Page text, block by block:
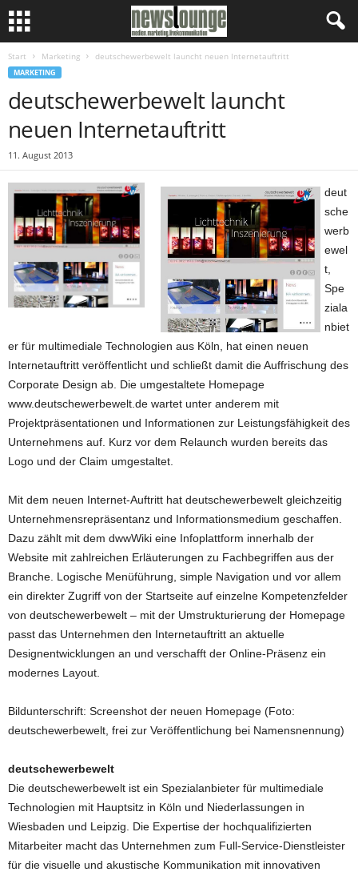
Start Marketing deutschewerbewelt launcht neuen Internetauftritt
MARKETING
deutschewerbewelt launcht
neuen Internetauftritt
11. August 2013
deut
sche
werb
ewel
t,
Spe
ziala
nbiet
er für multimediale Technologien aus Köln, hat einen neuen
Internetauftritt veröffentlicht und schließt damit die Auffrischung des
Corporate Design ab. Die umgestaltete Homepage
www.deutschewerbewelt.de wartet unter anderem mit
Projektpräsentationen und Informationen zur Leistungsfähigkeit des
Unternehmens auf. Kurz vor dem Relaunch wurden bereits das
Logo und der Claim umgestaltet.
Mit dem neuen Internet-Auftritt hat deutschewerbewelt gleichzeitig
Unternehmensrepräsentanz und Informationsmedium geschaffen.
Dazu zählt mit dem dwwWiki eine Infoplattform innerhalb der
Website mit zahlreichen Erläuterungen zu Fachbegriffen aus der
Branche. Logische Menüführung, simple Navigation und vor allem
ein direkter Zugriff von der Startseite auf einzelne Kompetenzfelder
von deutschewerbewelt – mit der Umstrukturierung der Homepage
passt das Unternehmen den Internetauftritt an aktuelle
Designentwicklungen an und verschafft der Online-Präsenz ein
modernes Layout.
Bildunterschrift: Screenshot der neuen Homepage (Foto:
deutschewerbewelt, frei zur Veröffentlichung bei Namensnennung)
deutschewerbewelt
Die deutschewerbewelt ist ein Spezialanbieter für multimediale
Technologien mit Hauptsitz in Köln und Niederlassungen in
Wiesbaden und Leipzig. Die Expertise der hochqualifizierten
Mitarbeiter macht das Unternehmen zum Full-Service-Dienstleister
für die visuelle und akustische Kommunikation mit innovativen